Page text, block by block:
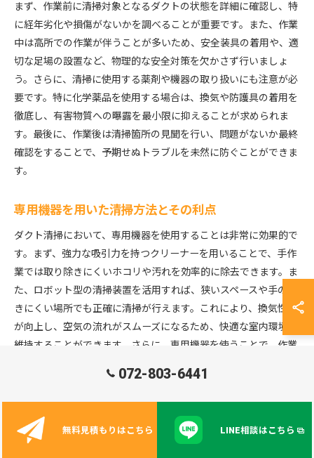
まず、作業前に清掃対象となるダクトの状態を詳細に確認し、特
に経年劣化や損傷がないかを調べることが重要です。また、作業
中は高所での作業が伴うことが多いため、安全装具の着用や、適
切な足場の設置など、物理的な安全対策を欠かさず行いましょ
う。さらに、清掃に使用する薬剤や機器の取り扱いにも注意が必
要です。特に化学薬品を使用する場合は、換気や防護具の着用を
徹底し、有害物質への曝露を最小限に抑えることが求められま
す。最後に、作業後は清掃箇所の見聞を行い、問題がないか最終
確認をすることで、予期せぬトラブルを未然に防ぐことができま
す。
専用機器を用いた清掃方法とその利点
ダクト清掃において、専用機器を使用することは非常に効果的で
す。まず、強力な吸引力を持つクリーナーを用いることで、手作
業では取り除きにくいホコリや汚れを効率的に除去できます。ま
た、ロボット型の清掃装置を活用すれば、狭いスペースや手の届
きにくい場所でも正確に清掃が行えます。これにより、換気性能
が向上し、空気の流れがスムーズになるため、快適な室内環境を
維持することができます。さらに、専用機器を使うことで、作業
では、ダクト清掃における専用機器の導入がもたらす具体的な利
点についても詳しく説明していきます。
清掃後の空気環境のモニタリング
072-803-6441
無料見積もりはこちら LINE相談はこちら